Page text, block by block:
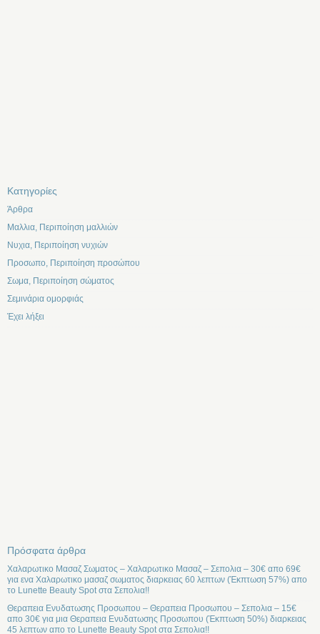
Kατηγορίες
Άρθρα
Μαλλια, Περιποίηση μαλλιών
Νυχια, Περιποίηση νυχιών
Προσωπο, Περιποίηση προσώπου
Σωμα, Περιποίηση σώματος
Σεμινάρια ομορφιάς
Έχει λήξει
Πρόσφατα άρθρα
Χαλαρωτικο Μασαζ Σωματος – Χαλαρωτικο Μασαζ – Σεπολια – 30€ απο 69€
για ενα Χαλαρωτικο μασαζ σωματος διαρκειας 60 λεπτων (Έκπτωση 57%) απο
το Lunette Beauty Spot στα Σεπολια!!
Θεραπεια Ενυδατωσης Προσωπου – Θεραπεια Προσωπου – Σεπολια – 15€
απο 30€ για μια Θεραπεια Ενυδατωσης Προσωπου (Έκπτωση 50%) διαρκειας
45 λεπτων απο το Lunette Beauty Spot στα Σεπολια!!